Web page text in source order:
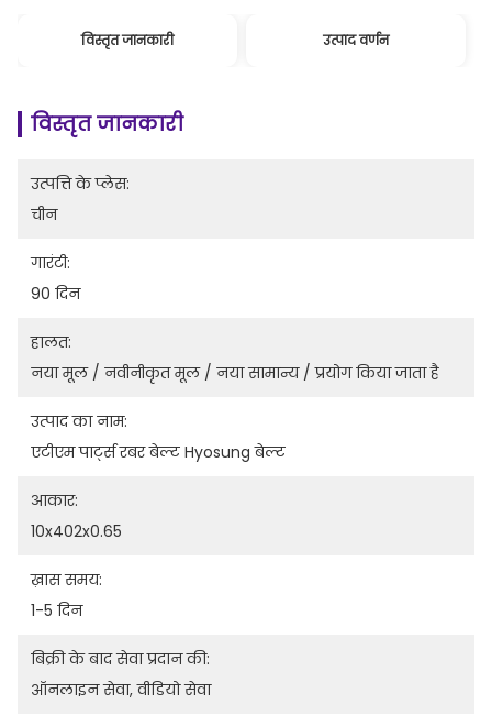
विस्तृत जानकारी उत्पाद वर्णन
विस्तृत जानकारी
उत्पत्ति के प्लेस:
चीन
गारंटी:
90 दिन
हालत:
नया मूल / नवीनीकृत मूल / नया सामान्य / प्रयोग किया जाता है
उत्पाद का नाम:
एटीएम पार्ट्स रबर बेल्ट Hyosung बेल्ट
आकार:
10x402x0.65
ख़ास समय:
1-5 दिन
बिक्री के बाद सेवा प्रदान की:
ऑनलाइन सेवा, वीडियो सेवा